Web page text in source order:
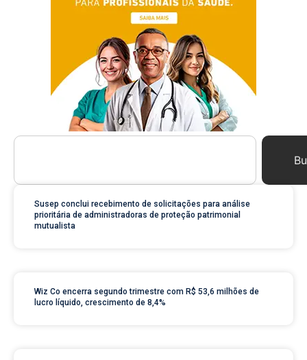
Susep conclui recebimento de solicitações para análise
prioritária de administradoras de proteção patrimonial
mutualista
Wiz Co encerra segundo trimestre com R$ 53,6 milhões de
lucro líquido, crescimento de 8,4%